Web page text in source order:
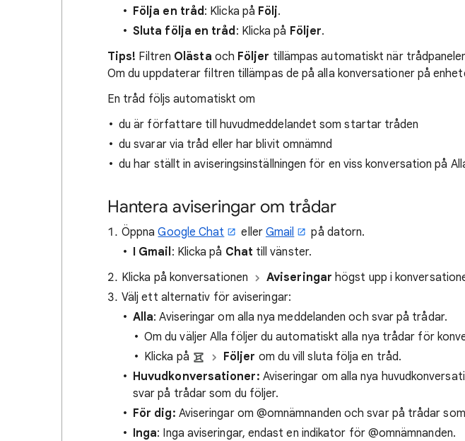
Följa en tråd: Klicka på Följ.
Sluta följa en tråd: Klicka på Följer.
Tips! Filtren Olästa och Följer tillämpas automatiskt när
Om du uppdaterar filtren tillämpas de på alla konversationer på
En tråd följs automatiskt om
du är författare till huvudmeddelandet som startar tråden
du svarar via tråd eller har blivit omnämnd
du har ställt in aviseringsinställningen för en viss konversation på
Hantera aviseringar om trådar
ÖppnaGoogle Chat eller Gmail
på datorn.
I Gmail: Klicka på Chat till vänster.
Klicka på konversationen
Aviseringar högst upp i
Välj ett alternativ för aviseringar:
Alla: Aviseringar om alla nya meddelanden och svar på trådar.
Om du väljer Alla följer du automatiskt alla nya trådar för
Klicka på
Följer om du vill sluta följa en tråd.
Huvudkonversationer: Aviseringar om alla nya
svar på trådar som du följer.
För dig: Aviseringar om @omnämnanden och svar på trådar
Inga: Inga aviseringar, endast en indikator för @omnämnanden.